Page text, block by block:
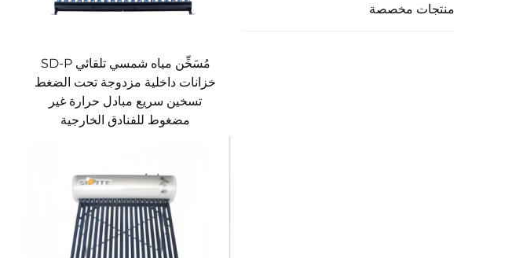
منتجات مخصصة
مُسَخِّن مياه شمسي تلقائي SD-P
خزانات داخلية مزدوجة تحت الضغط
تسخين سريع مبادل حرارة غير
مضغوط للفنادق الخارجية